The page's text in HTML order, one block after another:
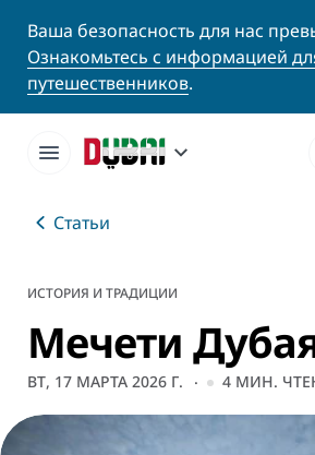
Ваша безопасность для нас
Ознакомьтесь с информацией
путешественников.
Статьи
ИСТОРИЯ И ТРАДИЦИИ
Мечети
ВТ, 17 МАРТА 2026 Г. 4 МИН.